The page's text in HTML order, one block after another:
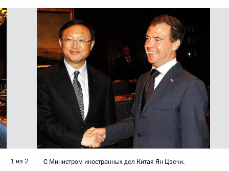
1 из 2 С Министром иностранных дел Китая Ян Цзечи.